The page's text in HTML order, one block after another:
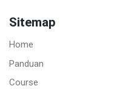
Sitemap
Home
Panduan
Course